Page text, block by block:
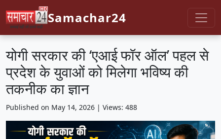
Samachar24
योगी सरकार की ‘एआई फॉर ऑल’ पहल से
प्रदेश के युवाओं को मिलेगा भविष्य की
तकनीक का ज्ञान
Published on May 14, 2026 | Views: 488